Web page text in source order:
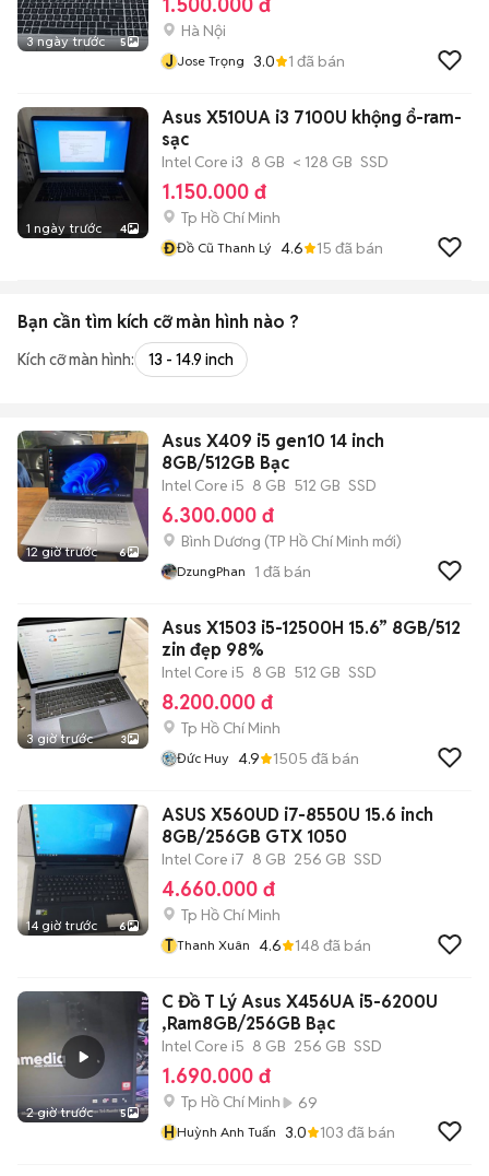
3 ngày trước 5
Hà Nội
J Jose Trọng 3.0 1 đã bán
1 ngày trước 4
Asus X510UA i3 7100U khộng ổ-ram-
sạc
Intel Core i3 8 GB < 128 GB SSD
1.150.000 đ
Tp Hồ Chí Minh
ĐĐồ Cũ Thanh Lý 4.6 15 đã bán
Bạn cần tìm kích cỡ màn hình nào ?
Kích cỡ màn hình: 13 - 14.9 inch
12 giờ trước 6
Asus X409 i5 gen10 14 inch
8GB/512GB Bạc
Intel Core i5 8 GB 512 GB SSD
6.300.000 đ
Bình Dương (TP Hồ Chí Minh mới)
DzungPhan 1 đã bán
3 giờ trước 3
Asus X1503 i5-12500H 15.6” 8GB/512
zin đẹp 98%
Intel Core i5 8 GB 512 GB SSD
8.200.000 đ
Tp Hồ Chí Minh
Đức Huy 4.9 1505 đã bán
14 giờ trước 6
ASUS X560UD i7-8550U 15.6 inch
8GB/256GB GTX 1050
Intel Core i7 8 GB 256 GB SSD
4.660.000 đ
Tp Hồ Chí Minh
T Thanh Xuân 4.6 148 đã bán
2 giờ trước 5
C Đồ T Lý Asus X456UA i5-6200U
,Ram8GB/256GB Bạc
Intel Core i5 8 GB 256 GB SSD
1.690.000 đ
Tp Hồ Chí Minh
69
HHuỳnh Anh Tuấn 3.0 103 đã bán